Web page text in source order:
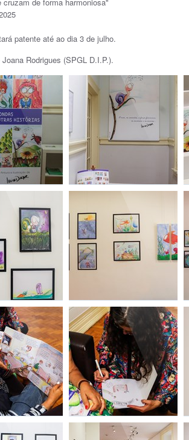
patente até ao dia 3 de julho.
Rodrigues (SPGL D.I.P.).